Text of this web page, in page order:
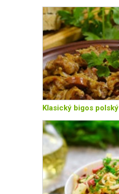
Klasický bigos polský